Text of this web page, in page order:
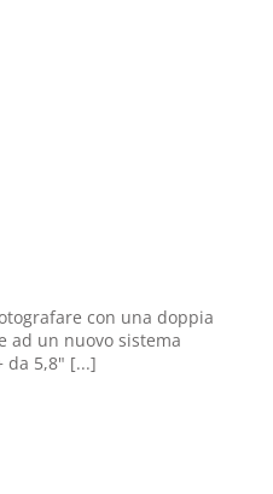
con una doppia
ad un nuovo sistema
da 5,8" [...]